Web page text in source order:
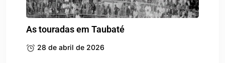
As touradas em Taubaté
28 de abril de 2026